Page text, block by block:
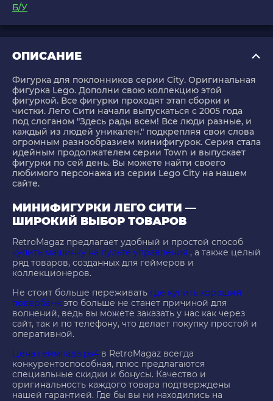
Б/У
ОПИСАНИЕ
Фигурка для поклонников серии City. Оригинальная
фигурка Lego. Дополни свою коллекцию этой
фигуркой. Все фигурки проходят этап сборки и
чистки. Лего Сити начали выпускаться с 2005 года
под слоганом "Здесь рады всем! Все люди разные, и
каждый из людей уникален." подкрепляя свои слова
огромным разнообразием минифигурок. Серия стала
идейным продолжателем серии Town и выпускает
фигурки по сей день. Вы можете найти своего
любимого персонажа из серии Lego City на нашем
сайте.
МИНИФИГУРКИ ЛЕГО СИТИ —
ШИРОКИЙ ВЫБОР ТОВАРОВ
RetroMagaz предлагает удобный и простой способ
купить машинку на пульте управления , а также целый
ряд товаров, созданных для геймеров и
коллекционеров.
Не стоит больше переживать где купить хороший
повербанк это больше не станет причиной для
волнений, ведь вы можете заказать у нас как через
сайт, так и по телефону, что делает покупку простой и
оперативной.
Цена геймпада ps4 в RetroMagaz всегда
конкурентоспособная, плюс предлагаются
специальные скидки и бонусы. Качество и
оригинальность каждого товара подтверждены
нашей гарантией. Где бы вы ни находились на